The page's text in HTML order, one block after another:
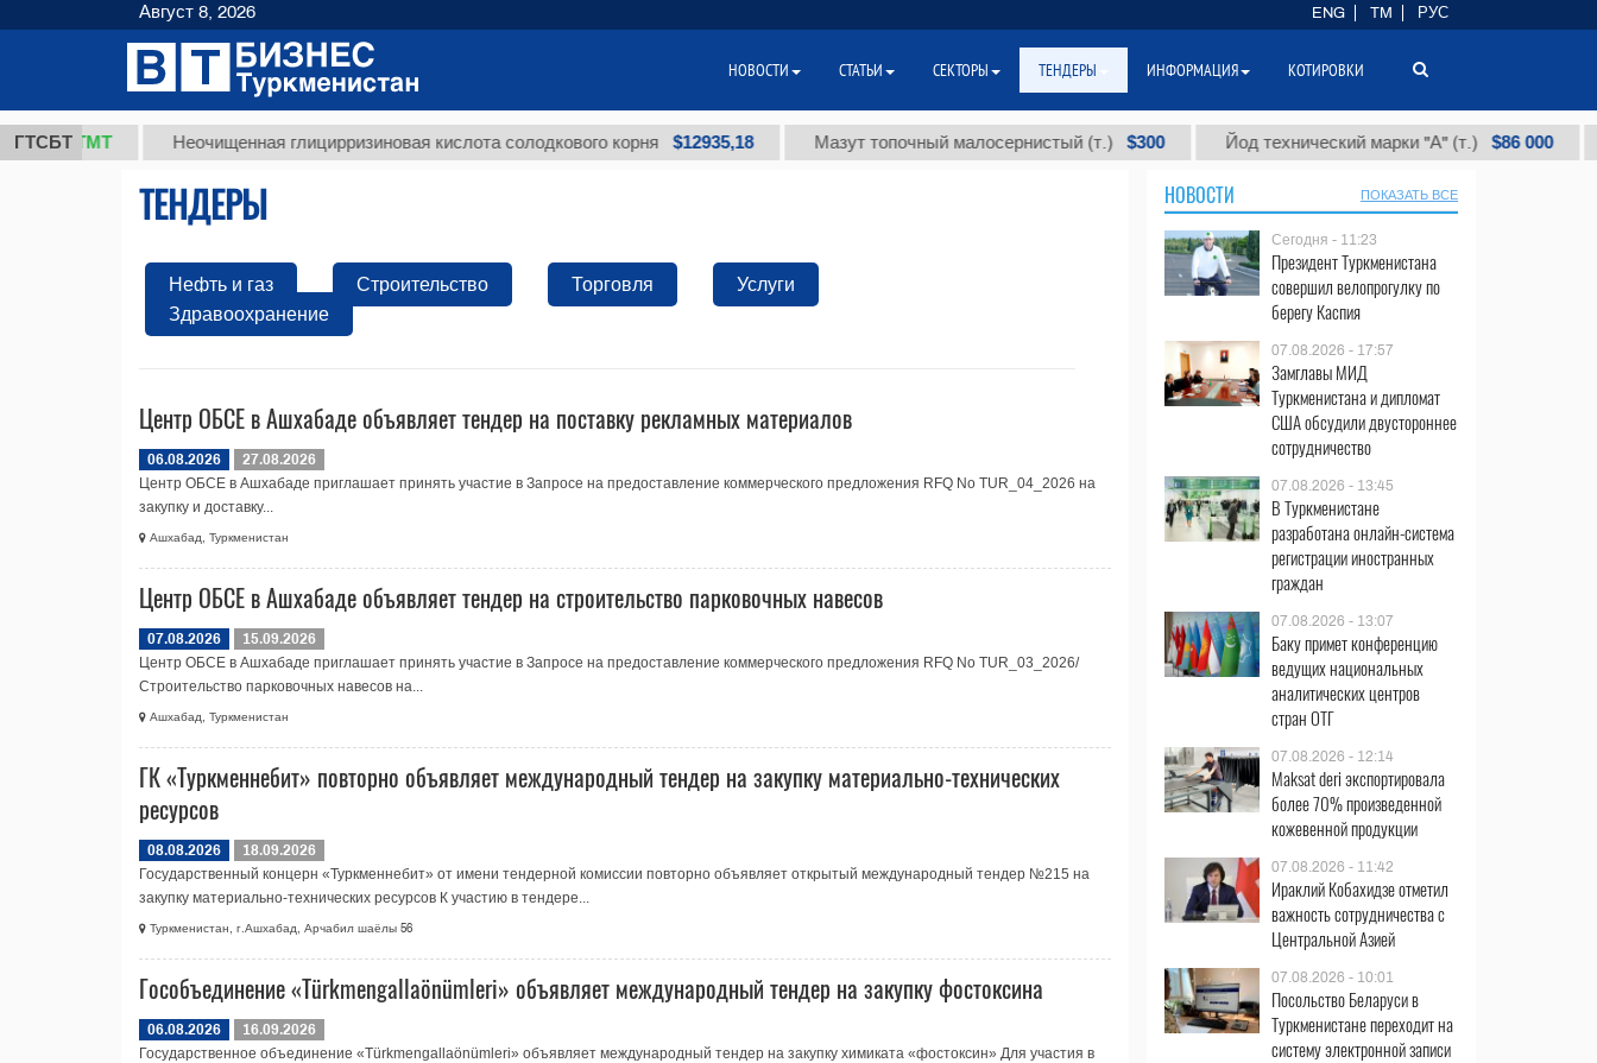
ГТСБТ
37,8 ТМТ Неочищенная глицирризиновая кислота солодкового корня $12935,18 Мазут топочный малосернистый (т.) $300 Йод технический марки "А" (т.) $86 000
ТЕНДЕРЫ
Нефть и газ Строительство Торговля
Услуги
Здравоохранение
Центр ОБСЕ в Ашхабаде объявляет тендер на поставку рекламных материалов
06.08.2026
27.08.2026
Центр ОБСЕ в Ашхабаде приглашает принять участие в Запросе на предоставление коммерческого предложения RFQ No TUR_04_2026 на
закупку и доставку...
Ашхабад, Туркменистан
Центр ОБСЕ в Ашхабаде объявляет тендер на строительство парковочных навесов
07.08.2026
15.09.2026
Центр ОБСЕ в Ашхабаде приглашает принять участие в Запросе на предоставление коммерческого предложения RFQ No TUR_03_2026/
Строительство парковочных навесов на...
Ашхабад, Туркменистан
ГК «Туркменнебит» повторно объявляет международный тендер на закупку материально-технических
ресурсов
08.08.2026
18.09.2026
Государственный концерн «Туркменнебит» от имени тендерной комиссии повторно объявляет открытый международный тендер №215 на
закупку материально-технических ресурсов К участию в тендере...
Туркменистан, г.Ашхабад, Арчабил шаёлы 56
Гособъединение «Türkmengallaönümleri» объявляет международный тендер на закупку фостоксина
06.08.2026
16.09.2026
Государственное объединение «Türkmengallaönümleri» объявляет международный тендер на закупку химиката «фостоксин» Для участия в
НОВОСТИ ПОКАЗАТЬ ВСЕ
Сегодня - 11:23
Президент Туркменистана
совершил велопрогулку по
берегу Каспия
07.08.2026 - 17:57
Замглавы МИД
Туркменистана и дипломат
США обсудили двустороннее
сотрудничество
07.08.2026 - 13:45
В Туркменистане
разработана онлайн-система
регистрации иностранных
граждан
07.08.2026 - 13:07
Баку примет конференцию
ведущих национальных
аналитических центров
стран ОТГ
07.08.2026 - 12:14
Maksat deri экспортировала
более 70% произведенной
кожевенной продукции
07.08.2026 - 11:42
Ираклий Кобахидзе отметил
важность сотрудничества с
Центральной Азией
07.08.2026 - 10:01
Посольство Беларуси в
Туркменистане переходит на
систему электронной записи
Август 8, 2026 ENG TM РУС
НОВОСТИ СТАТЬИ СЕКТОРЫ ТЕНДЕРЫ ИНФОРМАЦИЯ КОТИРОВКИ